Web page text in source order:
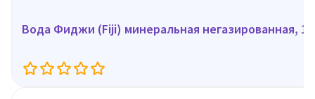
Вода Фиджи (Fiji) минеральная негазированная, 1л